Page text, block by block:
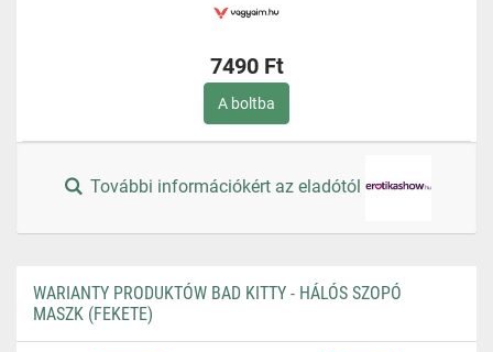
7490 Ft
A boltba
További információkért az eladótól
WARIANTY PRODUKTÓW BAD KITTY - HÁLÓS SZOPÓ
MASZK (FEKETE)